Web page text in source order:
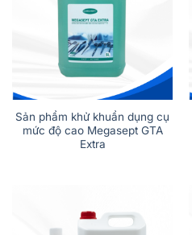
Sản phẩm khử khuẩn dụng cụ
mức độ cao Megasept GTA
Extra